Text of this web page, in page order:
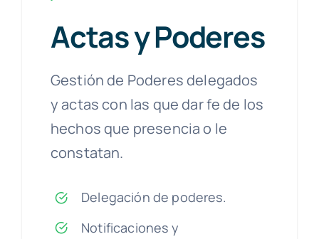
Actas y Poderes
Gestión de Poderes delegados
y actas con las que dar fe de los
hechos que presencia o le
constatan.
Delegación de poderes.
Notificaciones y